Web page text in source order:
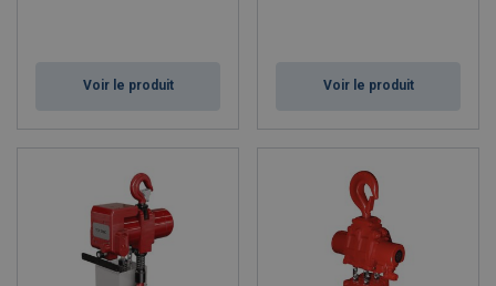
Voir le produit Voir le produit